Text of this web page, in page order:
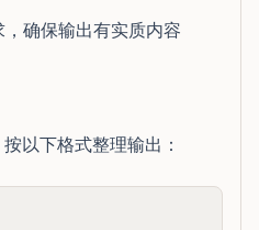
，确保输出有实质内容
以下格式整理输出：